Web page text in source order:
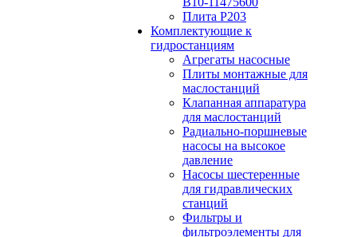
Плита P203
Комплектующие к
гидростанциям
Агрегаты насосные
Плиты монтажные для
маслостанций
Клапанная аппаратура
для маслостанций
Радиально-поршневые
насосы на высокое
давление
Насосы шестеренные
для гидравлических
станций
Фильтры и
фильтроэлементы для